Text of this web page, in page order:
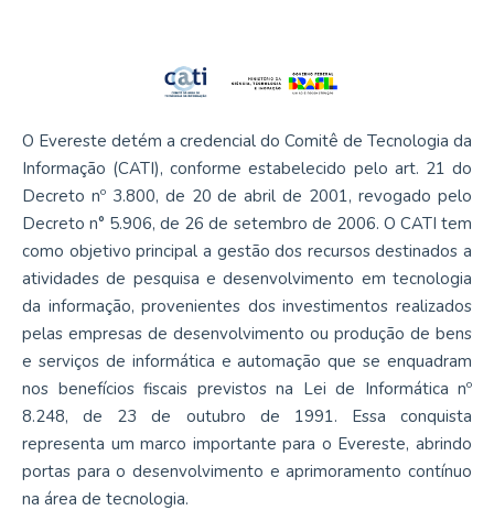
O Evereste detém a credencial do Comitê de Tecnologia da
Informação (CATI), conforme estabelecido pelo art. 21 do
Decreto nº 3.800, de 20 de abril de 2001, revogado pelo
Decreto n° 5.906, de 26 de setembro de 2006. O CATI tem
como objetivo principal a gestão dos recursos destinados a
atividades de pesquisa e desenvolvimento em tecnologia
da informação, provenientes dos investimentos realizados
pelas empresas de desenvolvimento ou produção de bens
e serviços de informática e automação que se enquadram
nos benefícios fiscais previstos na Lei de Informática nº
8.248, de 23 de outubro de 1991. Essa conquista
representa um marco importante para o Evereste, abrindo
portas para o desenvolvimento e aprimoramento contínuo
na área de tecnologia.